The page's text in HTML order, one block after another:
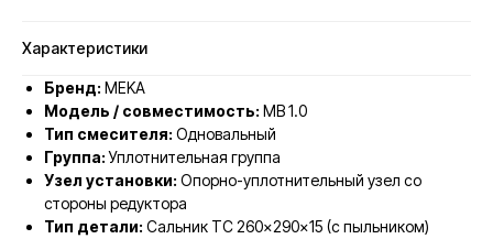
Характеристики
Бренд: MEKA
Модель / совместимость: MB 1.0
Тип смесителя: Одновальный
Группа:Уплотнительная группа
Узел установки: Опорно-уплотнительный узел со
стороны редуктора
Тип детали: Сальник TC 260×290×15 (с пыльником)